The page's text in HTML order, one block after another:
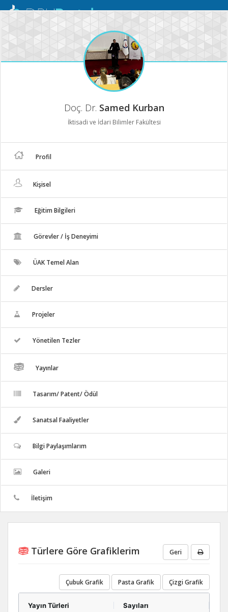
Mobil
Doç. Dr. Samed Kurban
İktisadi ve İdari Bilimler Fakültesi
Profil
Kişisel
Eğitim Bilgileri
Görevler / İş Deneyimi
ÜAK Temel Alan
Dersler
Projeler
Yönetilen Tezler
Yayınlar
Tasarım/ Patent/ Ödül
Sanatsal Faaliyetler
Bilgi Paylaşımlarım
Galeri
İletişim
Türlere Göre Grafiklerim Geri
Çubuk Grafik Pasta Grafik Çizgi Grafik
Yayın Türleri Sayıları